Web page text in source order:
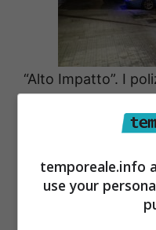
“Alto Impatto”. I
quartiere
prestando
maggior degrado
temporeale.info
use your